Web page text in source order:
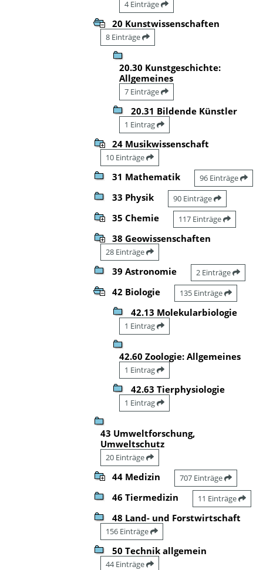
4 Einträge
20 Kunstwissenschaften
8 Einträge
20.30 Kunstgeschichte:
Allgemeines
7 Einträge
20.31 Bildende Künstler
1 Eintrag
24 Musikwissenschaft
10 Einträge
31 Mathematik 96 Einträge
33 Physik 90 Einträge
35 Chemie 117 Einträge
38 Geowissenschaften
28 Einträge
39 Astronomie 2 Einträge
42 Biologie 135 Einträge
42.13 Molekularbiologie
1 Eintrag
42.60 Zoologie: Allgemeines
1 Eintrag
42.63 Tierphysiologie
1 Eintrag
43 Umweltforschung,
Umweltschutz
20 Einträge
44 Medizin 707 Einträge
46 Tiermedizin 11 Einträge
48 Land- und Forstwirtschaft
156 Einträge
50 Technik allgemein
44 Einträge